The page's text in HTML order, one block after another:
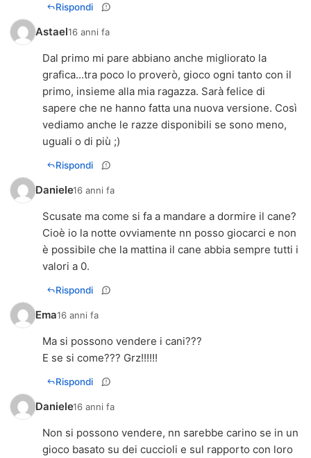
Rispondi
Astael16 anni fa
Dal primo mi pare abbiano anche migliorato la
grafica...tra poco lo proverò, gioco ogni tanto con il
primo, insieme alla mia ragazza. Sarà felice di
sapere che ne hanno fatta una nuova versione. Così
vediamo anche le razze disponibili se sono meno,
uguali o di più ;)
Rispondi
Daniele16 anni fa
Scusate ma come si fa a mandare a dormire il cane?
Cioè io la notte ovviamente nn posso giocarci e non
è possibile che la mattina il cane abbia sempre tutti i
valori a 0.
Rispondi
Ema16 anni fa
Ma si possono vendere i cani???
E se si come??? Grz!!!!!!
Rispondi
Daniele16 anni fa
Non si possono vendere, nn sarebbe carino se in un
gioco basato su dei cuccioli e sul rapporto con loro